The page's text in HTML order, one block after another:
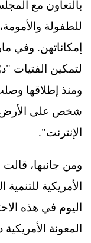
بالتعاون مع
للطفولة
لتمكين الفتيات
ومنذ إطلاقها
الإنترنت".
ومن جانبها، قالت
الأمريكية
اليوم في هذه
المعونة